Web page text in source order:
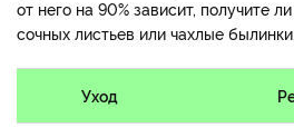
от него на 90% зависит, получите
сочных листьев или чахлые былинки.
Уход